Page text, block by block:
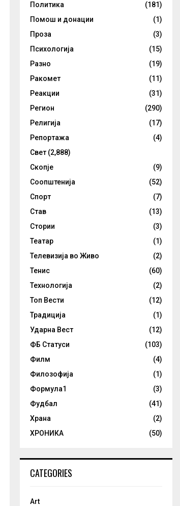
Политика
(181)
Помош и донации
(1)
Проза
(3)
Психологија
(15)
Разно
(19)
Ракомет
(11)
Реакции
(31)
Регион
(290)
Религија
(17)
Репортажа
(4)
Свет (2,888)
Скопје
(9)
Соопштенија
(52)
Спорт
(7)
Став
(13)
Стории
(3)
Театар
(1)
Телевизија во Живо
(2)
Тенис
(60)
Технологија
(2)
Топ Вести
(12)
Традиција
(1)
Ударна Вест
(12)
ФБ Статуси
(103)
Филм
(4)
Филозофија
(1)
Формула1
(3)
Фудбал
(41)
Храна
(2)
ХРОНИКА
(50)
CATEGORIES
Art